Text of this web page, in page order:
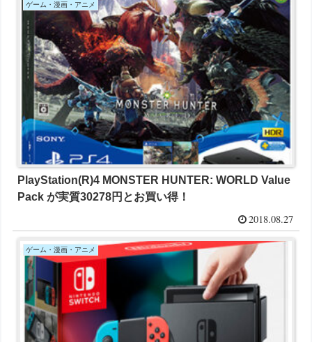
ゲーム・漫画・アニメ
PlayStation(R)4 MONSTER HUNTER: WORLD Value
Pack が実質30278円とお買い得！
2018.08.27
ゲーム・漫画・アニメ